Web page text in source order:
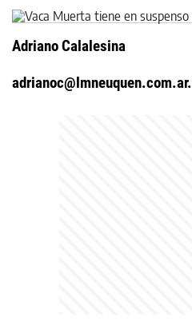
Adriano Calalesina
adrianoc@lmneuquen.com.ar.